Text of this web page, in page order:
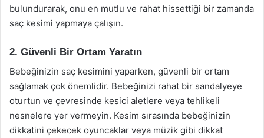
bulundurarak, onu en mutlu ve rahat hissettiği bir zamanda
saç kesimi yapmaya çalışın.
2. Güvenli Bir Ortam Yaratın
Bebeğinizin saç kesimini yaparken, güvenli bir ortam
sağlamak çok önemlidir. Bebeğinizi rahat bir sandalyeye
oturtun ve çevresinde kesici aletlere veya tehlikeli
nesnelere yer vermeyin. Kesim sırasında bebeğinizin
dikkatini çekecek oyuncaklar veya müzik gibi dikkat